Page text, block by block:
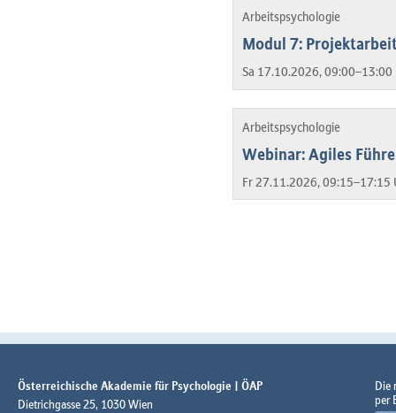
Arbeitspsychologie
Modul 7:
Sa 17.10.2026,
Arbeitspsychologie
Webinar: Agiles
Fr 27.11.2026, 09:15–17:15
Österreichische Akademie für Psychologie | ÖAP
Dietrichgasse 25, 1030 Wien
Die
per